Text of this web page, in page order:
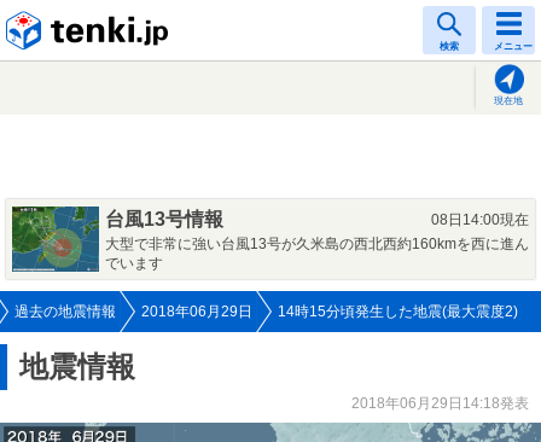
検索 メニュー
現在地
台風13号情報
08日14:00現在
大型で非常に強い台風13号が久米島の西北西約160kmを西に進ん
でいます
過去の地震情報 2018年06月29日 14時15分頃発生した地震(最大震度2)
地震情報
2018年06月29日14:18発表